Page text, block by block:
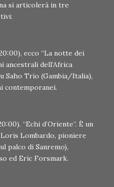
si articolerà in tre
ecco “La notte dei
ancestrali dell’Africa
Saho Trio (Gambia/Italia),
contemporanei.
“Echi d’Oriente”. È un
Lombardo, pioniere
palco di Sanremo),
ed Eric Forsmark.